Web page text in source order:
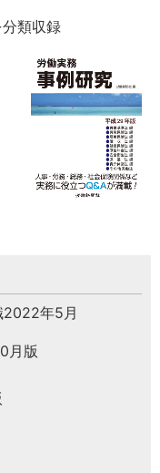
類収録
2022年5月
月版